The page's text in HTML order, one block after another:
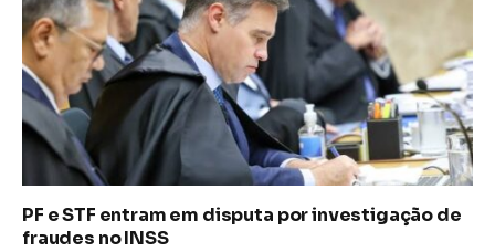
PF e STF entram em disputa por investigação de
fraudes no INSS